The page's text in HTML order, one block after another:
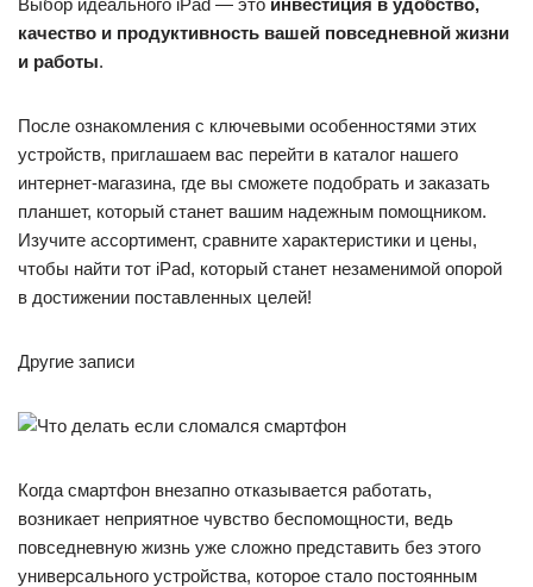
Выбор идеального iPad — это инвестиция в удобство,
качество и продуктивность вашей повседневной жизни
и работы.
После ознакомления с ключевыми особенностями этих
устройств, приглашаем вас перейти в каталог нашего
интернет-магазина, где вы сможете подобрать и заказать
планшет, который станет вашим надежным помощником.
Изучите ассортимент, сравните характеристики и цены,
чтобы найти тот iPad, который станет незаменимой опорой
в достижении поставленных целей!
Другие записи
Когда смартфон внезапно отказывается работать,
возникает неприятное чувство беспомощности, ведь
повседневную жизнь уже сложно представить без этого
универсального устройства, которое стало постоянным